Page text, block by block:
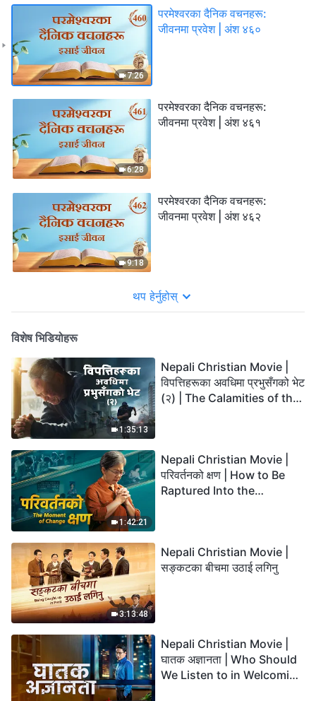
7:26
परमेश्‍वरका दैनिक वचनहरू:
जीवनमा प्रवेश | अंश ४६०
6:28
परमेश्‍वरका दैनिक वचनहरू:
जीवनमा प्रवेश | अंश ४६१
9:18
परमेश्‍वरका दैनिक वचनहरू:
जीवनमा प्रवेश | अंश ४६२
थप हेर्नुहोस्
विशेष भिडियोहरू
1:35:13
Nepali Christian Movie |
विपत्तिहरूका अवधिमा प्रभुसँगको भेट
(२) | The Calamities of the
1:42:21
Nepali Christian Movie |
परिवर्तनको क्षण | How to Be
Raptured Into the
3:13:48
Nepali Christian Movie |
सङ्कटका बीचमा उठाई लगिनु
Nepali Christian Movie |
घातक अज्ञानता | Who Should
We Listen to in Welcoming